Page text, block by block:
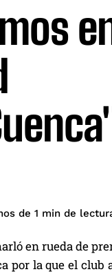
de 1 min de
en rueda de
por la que el